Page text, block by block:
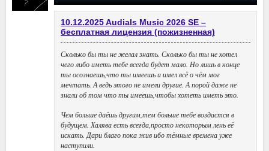
10.12.2025 Audials Music 2026 SE –
бесплатная лицензия (пожизненная)
Сколько бы ты не желал знать. Сколько бы ты не хотел
чего либо иметь тебе всегда будет мало. Но лишь в конце
ты осознаешь,что ты имеешь и имел всё о чём мог
мечтать. А ведь этого не имели другие. А порой даже не
знали об том что ты имеешь,чтобы хотеть иметь это.
Чем больше даёшь другим,тем больше тебе воздастся в
будущем. Халява есть всегда,просто некоторым лень её
искать. Дари благо пока жив ибо тёмные времена уже
наступили.